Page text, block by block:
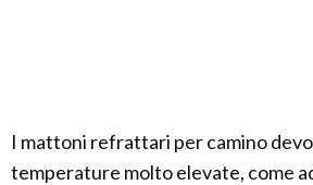
I mattoni refrattari per camino
temperature molto elevate, come